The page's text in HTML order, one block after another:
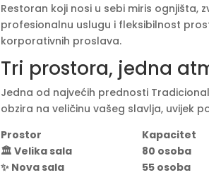
Restoran koji nosi u sebi miris ognjišta,
profesionalnu uslugu i fleksibilnost
korporativnih proslava.
Tri prostora, jedna
Jedna od najvećih prednosti
obzira na veličinu vašeg slavlja, uvijek
Prostor
Kapacitet
🏛️ Velika sala
80 osoba
✨ Nova sala
55 osoba